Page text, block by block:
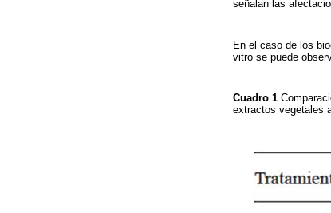
señalan las
En el caso de los
vitro se puede
Cuadro 1
extractos vegetales